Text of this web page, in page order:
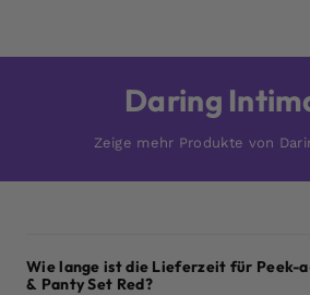
Daring
Zeige mehr Produkte von
Wie lange ist die Lieferzeit für Peek-
& Panty Set Red?